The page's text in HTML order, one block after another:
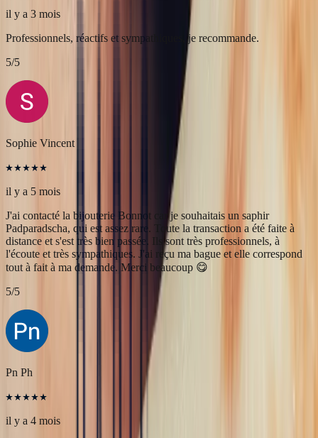
Sophie Vincent
il y a 5 mois
J'ai contacté la bijouterie Bonnot car je souhaitais un saphir
Padparadscha, qui est assez rare. Toute la transaction a été faite à
distance et s'est très bien passée. Ils sont très professionnels, à
l'écoute et très sympathiques. J'ai reçu ma bague et elle correspond
tout à fait à ma demande. Merci beaucoup 😋
5 /5
Pn Ph
il y a 4 mois
Excellente expérience avec Bastien pour la conception de notre
bague de fiançailles sur mesure. Il a été disponible, les échanges ont
été fluides et efficaces. La conception de la bague a été rapide, elle
est magnifique et correspond exactement à ce que nous voulions.
Nous recommandons fortement Bonnot pour son expertise, mais
aussi son sens de l'écoute.
5 /5